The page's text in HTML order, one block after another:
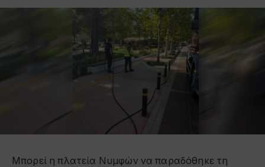
Μπορεί η πλατεία Νυμφών να παραδόθηκε τη